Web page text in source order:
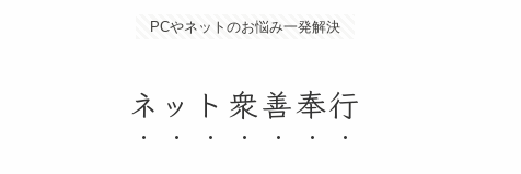
PCやネットのお悩み一発解決
ネット衆善奉行